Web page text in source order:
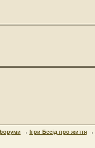
→ Ігри Бесід про життя→